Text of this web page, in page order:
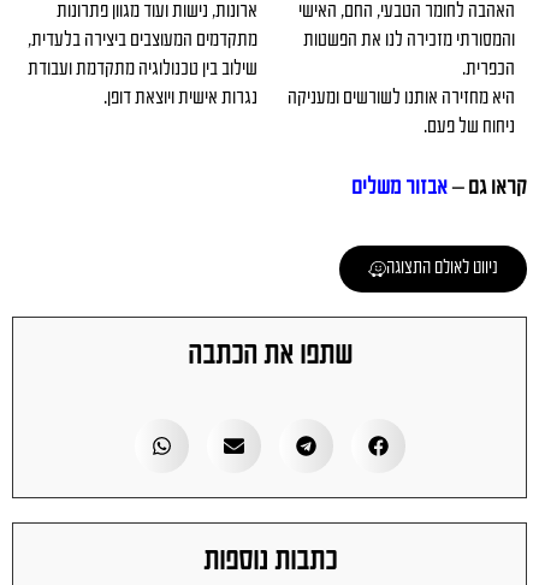
האהבה לחומר הטבעי, החם, האישי
והמסורתי מזכירה לנו את הפשטות
הכפרית.
היא מחזירה אותנו לשורשים ומעניקה
ניחוח של פעם.
ארונות, נישות ועוד מגוון פתרונות
מתקדמים המעוצבים ביצירה בלעדית,
שילוב בין טכנולוגיה מתקדמת ועבודת
נגרות אישית ויוצאת דופן.
קראו גם –אבזור משלים
ניווט לאולם התצוגה
שתפו את הכתבה
כתבות נוספות